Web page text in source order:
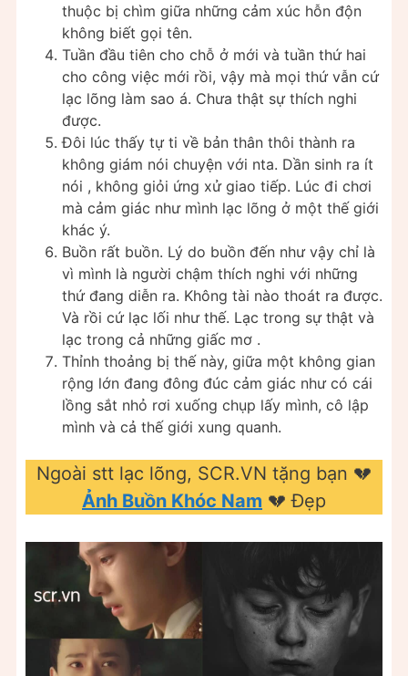
thuộc bị chìm giữa những cảm xúc hỗn độn
không biết gọi tên.
Tuần đầu tiên cho chỗ ở mới và tuần thứ hai
cho công việc mới rồi, vậy mà mọi thứ vẫn cứ
lạc lõng làm sao á. Chưa thật sự thích nghi
được.
Đôi lúc thấy tự ti về bản thân thôi thành ra
không giám nói chuyện với nta. Dần sinh ra ít
nói , không giỏi ứng xử giao tiếp. Lúc đi chơi
mà cảm giác như mình lạc lõng ở một thế giới
khác ý.
Buồn rất buồn. Lý do buồn đến như vậy chỉ là
vì mình là người chậm thích nghi với những
thứ đang diễn ra. Không tài nào thoát ra được.
Và rồi cứ lạc lối như thế. Lạc trong sự thật và
lạc trong cả những giấc mơ .
Thỉnh thoảng bị thế này, giữa một không gian
rộng lớn đang đông đúc cảm giác như có cái
lồng sắt nhỏ rơi xuống chụp lấy mình, cô lập
mình và cả thế giới xung quanh.
Ngoài stt lạc lõng, SCR.VN tặng bạn 💔
Ảnh Buồn Khóc Nam 💔 Đẹp